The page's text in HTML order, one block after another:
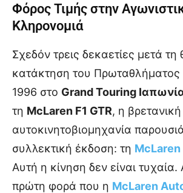
Φόρος Τιμής στην
Κληρονομιά
Σχεδόν τρεις δεκαετίες μετά τη
κατάκτηση του
1996 στο Grand Touring
τη McLaren F1 GTR, η βρετανική
αυτοκινητοβιομηχανία
συλλεκτική έκδοση: τη
Αυτή η κίνηση δεν είναι τυχαία.
πρώτη φορά που η McLaren